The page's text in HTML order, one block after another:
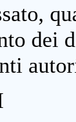
dei